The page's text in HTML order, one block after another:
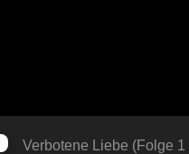
Verbotene Liebe (Folge 1